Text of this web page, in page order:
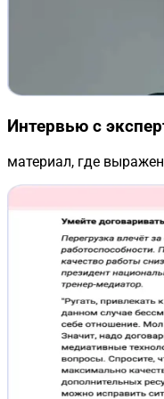
Интервью с
материал, где